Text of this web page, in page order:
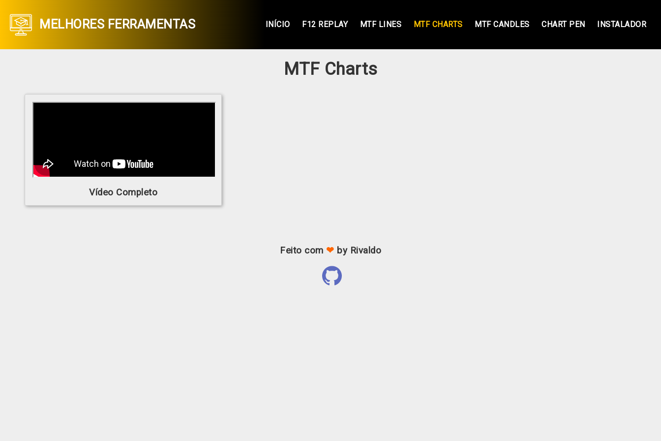
MELHORES FERRAMENTAS INÍCIO F12 REPLAY MTF LINES MTF CHARTS MTF CANDLES CHART PEN INSTALADOR
MTF Charts
Vídeo Completo
Feito com ❤ by Rivaldo